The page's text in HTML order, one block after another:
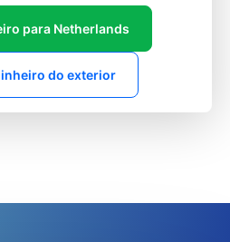
para Netherlands
do exterior